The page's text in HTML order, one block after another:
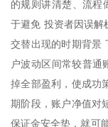
的规则讲清楚、流程
于避免 投资者因误解
交替出现的时期背景
户波动区间常较普通
掉全部盈利，使成功
期阶段，账户净值对
保证金安全垫，就可